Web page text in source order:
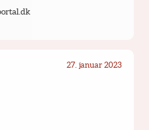
27. januar 2023